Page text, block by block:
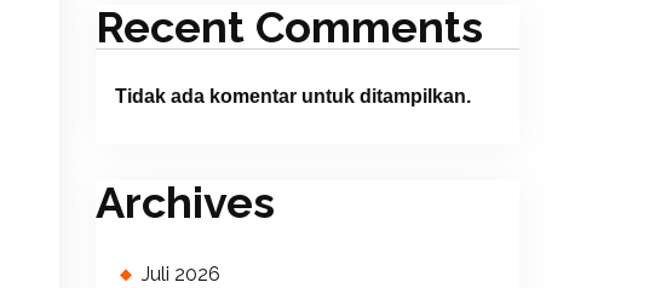
Recent Comments
Tidak ada komentar untuk ditampilkan.
Archives
Juli 2026